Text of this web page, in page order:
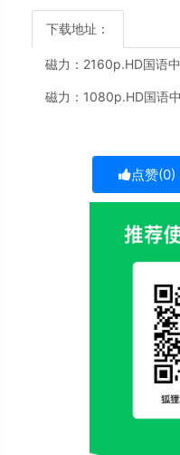
下载地址：
磁力： 2160p.HD国语
磁力： 1080p.HD国语
点赞(0)